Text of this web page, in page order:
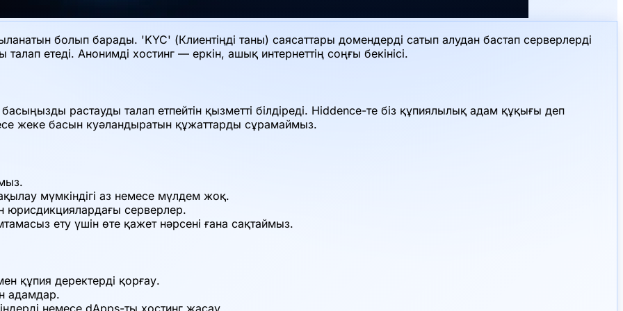
болып барады. 'KYC' (Клиентіңді таны) саясаттары домендерді сатып алудан бастап серверлерді
етеді. Анонимді хостинг — еркін, ашық интернеттің соңғы бекінісі.
растауды талап етпейтін қызметті білдіреді. Hiddence-те біз құпиялылық адам құқығы деп
жеке басын куәландыратын құжаттарды сұрамаймыз.
мүмкіндігі аз немесе мүлдем жоқ.
серверлер.
ету үшін өте қажет нәрсені ғана сақтаймыз.
құпия деректерді қорғау.
адамдар.